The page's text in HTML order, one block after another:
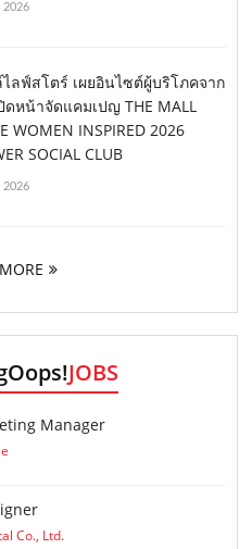
2026
ไลฟ์สโตร์ เผยอินไซต์ผู้บริโภคจาก
ดหน้าจัดแคมเปญ THE MALL
WOMEN INSPIRED 2026
SOCIAL CLUB
2026
JOBS
Manager
Co., Ltd.